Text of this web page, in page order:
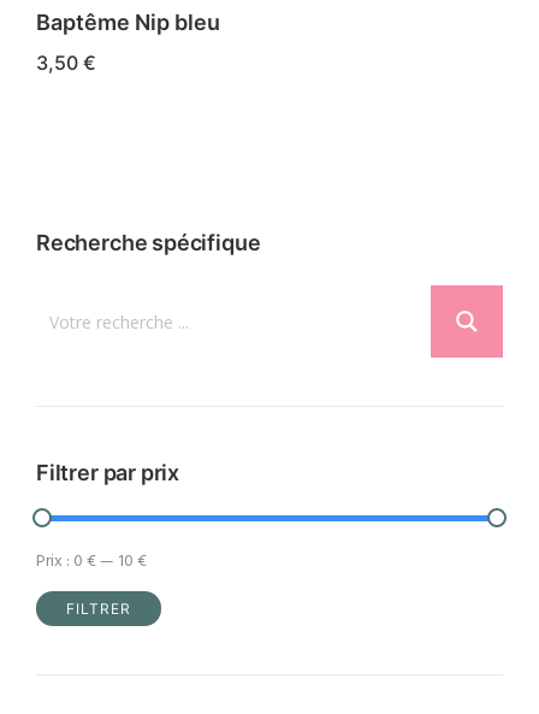
Baptême Nip bleu
3,50 €
Recherche spécifique
Filtrer par prix
min
max
FILTRER
Prix : 0 €— 10 €